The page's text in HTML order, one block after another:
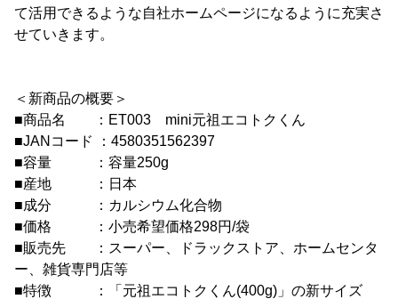
て活用できるような自社ホームページになるように充実さ
せていきます。
＜新商品の概要＞
■商品名 ：ET003 mini元祖エコトクくん
■JANコード ：4580351562397
■容量 ：容量250g
■産地 ：日本
■成分 ：カルシウム化合物
■価格 ：小売希望価格298円/袋
■販売先 ：スーパー、ドラックストア、ホームセンタ
ー、雑貨専門店等
■特徴 ：「元祖エコトクくん(400g)」の新サイズ